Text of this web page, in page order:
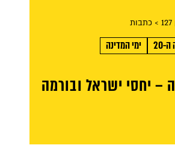
> כתבות
20 ימי המדינה
– יחסי ישראל ובורמה